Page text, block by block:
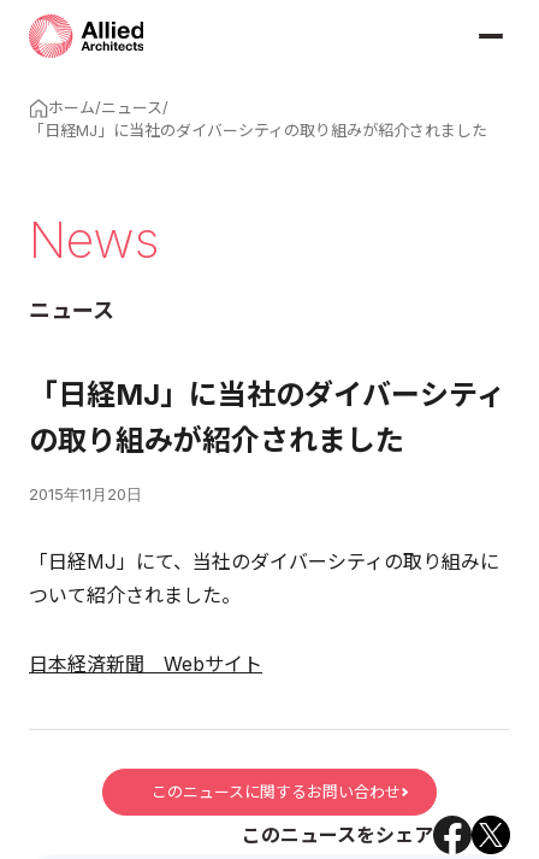
ホーム/ニュース/
「日経MJ」に当社のダイバーシティの取り組みが紹介されました
News
ニュース
「日経MJ」に当社のダイバーシティ
の取り組みが紹介されました
2015年11月20日
「日経MJ」にて、当社のダイバーシティの取り組みに
ついて紹介されました。
日本経済新聞 Webサイト
このニュースに関するお問い合わせ
このニュースをシェア